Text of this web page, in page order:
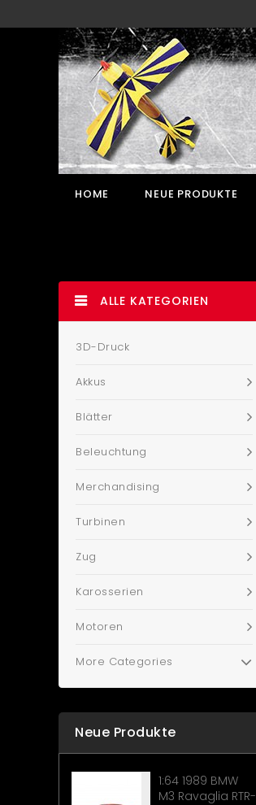
HOME NEUE PRODUKTE
ALLE KATEGORIEN
3D-Druck
Akkus
Blätter
Beleuchtung
Merchandising
Turbinen
Zug
Karosserien
Motoren
More Categories
Neue Produkte
1:64 1989 BMW
M3 Ravaglia RTR-